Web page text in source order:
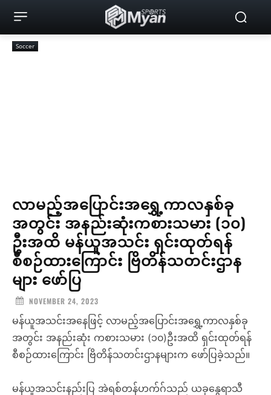
Soccer
လာမည့်အပြောင်းအရွှေ့ကာလနှစ်ခု
အတွင်း အနည်းဆုံးကစားသမား (၁၀)
ဦးအထိ မန်ယူအသင်း ရှင်းထုတ်ရန်
စီစဉ်ထားကြောင်း ဗြိတိန်သတင်းဌာန
များ ဖော်ပြ
NOVEMBER 24, 2023
မန်ယူအသင်းအနေဖြင့် လာမည့်အပြောင်းအရွှေ့ကာလနှစ်ခု
အတွင်း အနည်းဆုံး ကစားသမား (၁၀)ဦးအထိ ရှင်းထုတ်ရန်
စီစဉ်ထားကြောင်း ဗြိတိန်သတင်းဌာနများက ဖော်ပြခဲ့သည်။
မန်ယူအသင်းနည်းပြ အဲရစ်တန်ဟက်ဂ်သည် ယခုနွေရာသီ